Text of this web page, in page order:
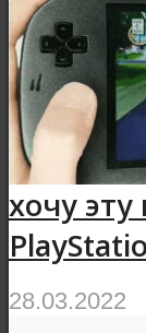
хочу
28.03.2022